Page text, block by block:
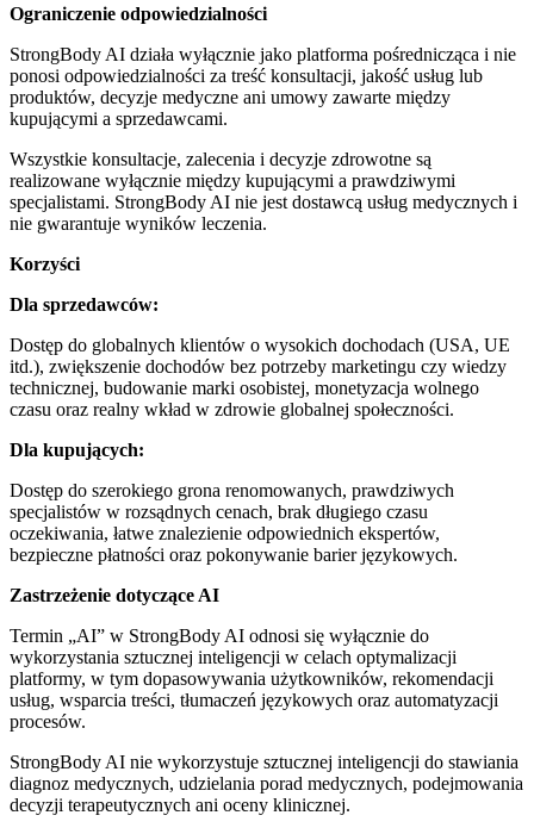
Ograniczenie odpowiedzialności
StrongBody AI działa wyłącznie jako platforma pośrednicząca i nie
ponosi odpowiedzialności za treść konsultacji, jakość usług lub
produktów, decyzje medyczne ani umowy zawarte między
kupującymi a sprzedawcami.
Wszystkie konsultacje, zalecenia i decyzje zdrowotne są
realizowane wyłącznie między kupującymi a prawdziwymi
specjalistami. StrongBody AI nie jest dostawcą usług medycznych i
nie gwarantuje wyników leczenia.
Korzyści
Dla sprzedawców:
Dostęp do globalnych klientów o wysokich dochodach (USA, UE
itd.), zwiększenie dochodów bez potrzeby marketingu czy wiedzy
technicznej, budowanie marki osobistej, monetyzacja wolnego
czasu oraz realny wkład w zdrowie globalnej społeczności.
Dla kupujących:
Dostęp do szerokiego grona renomowanych, prawdziwych
specjalistów w rozsądnych cenach, brak długiego czasu
oczekiwania, łatwe znalezienie odpowiednich ekspertów,
bezpieczne płatności oraz pokonywanie barier językowych.
Zastrzeżenie dotyczące AI
Termin „AI” w StrongBody AI odnosi się wyłącznie do
wykorzystania sztucznej inteligencji w celach optymalizacji
platformy, w tym dopasowywania użytkowników, rekomendacji
usług, wsparcia treści, tłumaczeń językowych oraz automatyzacji
procesów.
StrongBody AI nie wykorzystuje sztucznej inteligencji do stawiania
diagnoz medycznych, udzielania porad medycznych, podejmowania
decyzji terapeutycznych ani oceny klinicznej.